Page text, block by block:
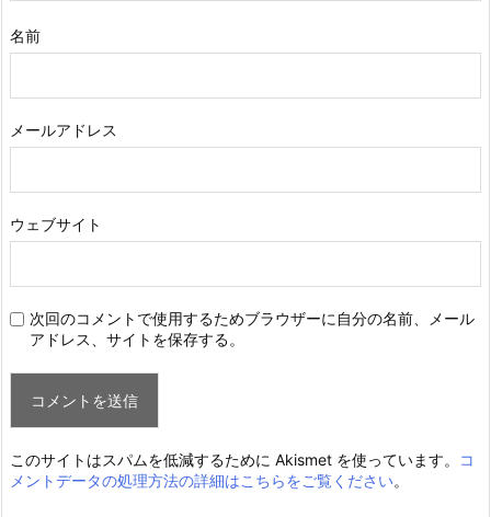
名前
メールアドレス
ウェブサイト
次回のコメントで使用するためブラウザーに自分の名前、メール
アドレス、サイトを保存する。
このサイトはスパムを低減するために Akismet を使っています。
コ
メントデータの処理方法の詳細はこちらをご覧ください。